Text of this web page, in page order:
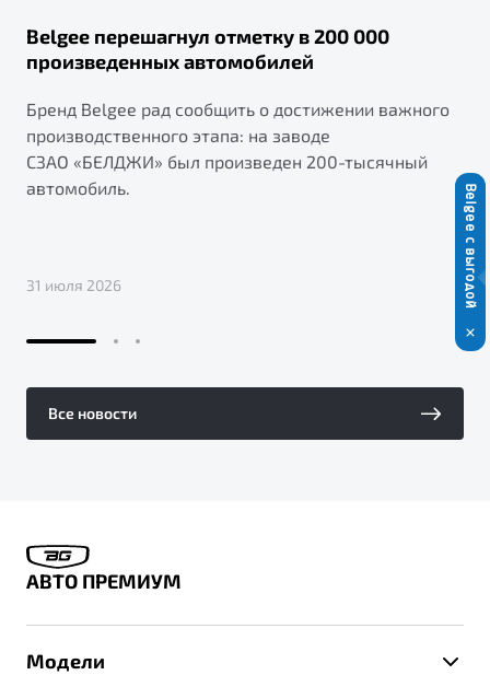
Belgee перешагнул отметку в 200 000
произведенных автомобилей
Бренд Belgee рад сообщить о достижении важного
производственного этапа: на заводе
СЗАО «БЕЛДЖИ» был произведен 200-тысячный
автомобиль.
31 июля 2026
Все новости
АВТО ПРЕМИУМ
Модели
Belgee с выгодой